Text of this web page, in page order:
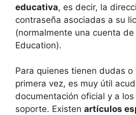
educativa, es decir, la
contraseña asociadas a su
(normalmente una cuenta
Education).
Para quienes tienen dudas
primera vez, es muy útil
documentación oficial y a
soporte. Existen artículos